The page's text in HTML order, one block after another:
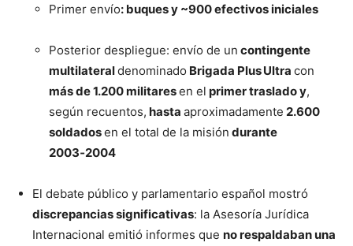
Primer envío: buques y ~900 efectivos iniciales
Posterior despliegue: envío de un contingente
multilateraldenominado Brigada Plus Ultra con
más de 1.200 militaresen el primer traslado y,
según recuentos, hasta aproximadamente 2.600
soldadosen el total de la misión durante
2003‑2004
El debate público y parlamentario español mostró
discrepancias significativas: la Asesoría Jurídica
Internacional emitió informes que no respaldaban una